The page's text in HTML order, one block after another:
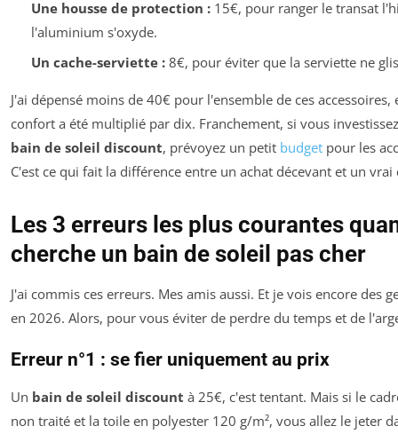
Une housse de protection :15€, pour ranger le transat
l'aluminium s'oxyde.
Un cache-serviette :8€, pour éviter que la serviette ne
J'ai dépensé moins de 40€ pour l'ensemble de ces accessoires,
confort a été multiplié par dix. Franchement, si vous
bain de soleil discount, prévoyez un petit budget pour les
C'est ce qui fait la différence entre un achat décevant et un vrai
Les 3 erreurs les plus courantes
cherche un bain de soleil pas cher
J'ai commis ces erreurs. Mes amis aussi. Et je vois encore des
en 2026. Alors, pour vous éviter de perdre du temps et de
Erreur n°1 : se fier uniquement au prix
Un bain de soleil discount à 25€, c'est tentant. Mais si le
non traité et la toile en polyester 120 g/m², vous allez le jeter